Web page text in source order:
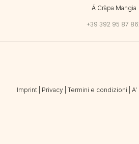
Á Cràpa Mangia
+39 392 95 87
Imprint| Privacy Termini e condizioni |